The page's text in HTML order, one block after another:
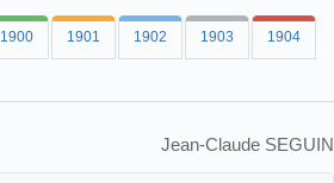
1900 1901 1902 1903 1904
Jean-Claude SEGUIN